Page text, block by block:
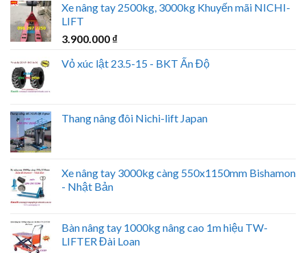
Xe nâng tay 2500kg, 3000kg Khuyến mãi NICHI-
LIFT
3.900.000 ₫
Vỏ xúc lật 23.5-15 - BKT Ấn Độ
Thang nâng đôi Nichi-lift Japan
Xe nâng tay 3000kg càng 550x1150mm Bishamon
- Nhật Bản
Bàn nâng tay 1000kg nâng cao 1m hiệu TW-
LIFTER Đài Loan